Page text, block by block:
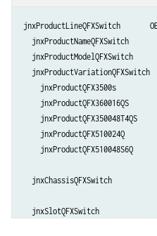
jnxProductLineQFXSwitch
jnxProductNameQFXSwitch
jnxProductModelQFXSwitch
jnxProductVariationQFXSwitch
jnxProductQFX3500s
jnxProductQFX360016QS
jnxProductQFX350048T4QS
jnxProductQFX510024Q
jnxProductQFX510048S6Q
jnxChassisQFXSwitch
jnxSlotQFXSwitch